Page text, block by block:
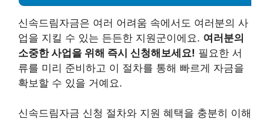
신속드림자금은 여러 어려움 속에서도 여러분의 사
업을 지킬 수 있는 든든한 지원군이에요. 여러분의
소중한 사업을 위해 즉시 신청해보세요! 필요한 서
류를 미리 준비하고 이 절차를 통해 빠르게 자금을
확보할 수 있을 거예요.
신속드림자금 신청 절차와 지원 혜택을 충분히 이해